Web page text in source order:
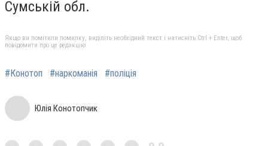
Сумській обл.
Якщо ви помітили помилку, виділіть необхідний текст і натисніть Ctrl + Enter, щоб
повідомити про це редакцію
#Конотоп #наркоманія #поліція
Юлія Конотопчик